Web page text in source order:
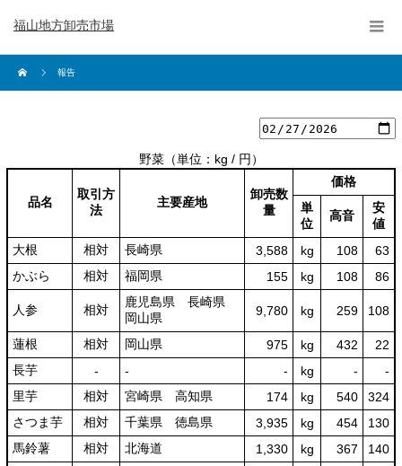
福山地方卸売市場
報告
野菜（単位：kg / 円）
品名
取引方
法
主要産地
卸売数
量
価格
単
位
高音
安
値
大根
相対 長崎県 3,588 kg 108
63
かぶら
相対 福岡県 155 kg 108 86
人参 相対
鹿児島県 長崎県
岡山県
9,780 kg 259 108
蓮根 相対 岡山県 975 kg 432
22
長芋
‐ ‐ ‐ kg -
‐
里芋
相対 宮崎県 高知県 174 kg 540
324
さつま芋
相対 千葉県 徳島県 3,935 kg 454
130
馬鈴薯
相対 北海道 1,330 kg 367 140